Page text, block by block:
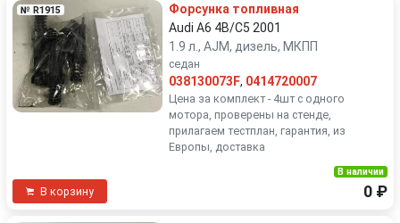
№ R1915
Форсунка топливная
Audi A6 4B/C5 2001
1.9 л., AJM, дизель, МКПП
седан
038130073F, 0414720007
Цена за комплект - 4шт с одного
мотора, проверены на стенде,
прилагаем тестплан, гарантия, из
Европы, доставка
В корзину
В наличии
0 ₽